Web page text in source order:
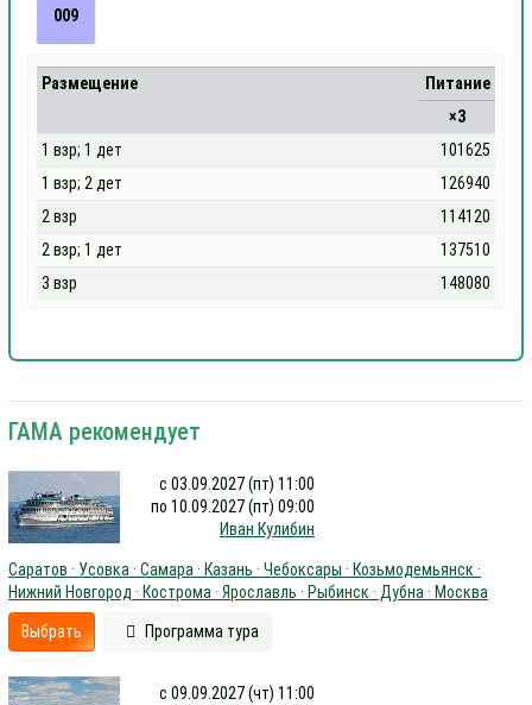
009
Размещение
Питание
×3
1 взр; 1 дет
101625
1 взр; 2 дет
126940
2 взр
114120
2 взр; 1 дет
137510
3 взр
148080
ГАМА рекомендует
с 03.09.2027 (пт) 11:00
по 10.09.2027 (пт) 09:00
Иван Кулибин
Саратов · Усовка · Самара · Казань · Чебоксары · Козьмодемьянск ·
Нижний Новгород · Кострома · Ярославль · Рыбинск · Дубна · Москва
Выбрать Программа тура
с 09.09.2027 (чт) 11:00